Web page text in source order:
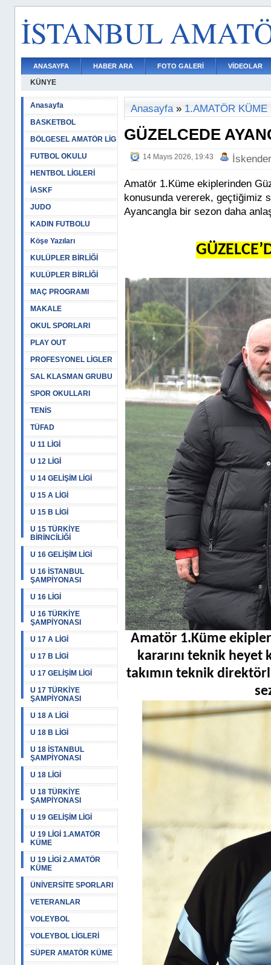
İSTANBUL
ANASAYFA HABER ARA FOTO GALERİ VİDEOLAR
KÜNYE
Anasayfa
BASKETBOL
BÖLGESEL AMATÖR LİG
FUTBOL OKULU
HENTBOL LİGLERİ
İASKF
JUDO
KADIN FUTBOLU
Köşe Yazıları
KULÜPLER BİRLİĞİ
KULÜPLER BİRLİĞİ
MAÇ PROGRAMI
MAKALE
OKUL SPORLARI
PLAY OUT
PROFESYONEL LİGLER
SAL KLASMAN GRUBU
SPOR OKULLARI
TENİS
TÜFAD
U 11 LİGİ
U 12 LİGİ
U 14 GELİŞİM LİGİ
U 15 A LİGİ
U 15 B LİGİ
U 15 TÜRKİYE
BİRİNCİLİĞİ
U 16 GELİŞİM LİGİ
U 16 İSTANBUL
ŞAMPİYONASI
U 16 LİGİ
U 16 TÜRKİYE
ŞAMPİYONASI
U 17 A LİGİ
U 17 B LİGİ
U 17 GELİŞİM LİGİ
U 17 TÜRKİYE
ŞAMPİYONASI
U 18 A LİGİ
U 18 B LİGİ
U 18 İSTANBUL
ŞAMPİYONASI
U 18 LİGİ
U 18 TÜRKİYE
ŞAMPİYONASI
U 19 GELİŞİM LİGİ
U 19 LİGİ 1.AMATÖR
KÜME
U 19 LİGİ 2.AMATÖR
KÜME
ÜNİVERSİTE SPORLARI
VETERANLAR
VOLEYBOL
VOLEYBOL LİGLERİ
SÜPER AMATÖR KÜME
Anasayfa» 1.AMATÖR KÜME
GÜZELCEDE
14 Mayıs 2026, 19:43
Amatör 1.Küme ekiplerinden
konusunda vererek, geçtiğimiz
Ayancangla bir sezon daha
Amatör 1.Küme
kararını teknik heyet
takımın teknik